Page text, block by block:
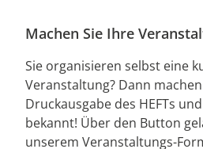
Machen Sie Ihre
Sie organisieren selbst eine
Veranstaltung? Dann
Druckausgabe des HEFTs
bekannt! Über den Button
unserem Veranstaltungs-